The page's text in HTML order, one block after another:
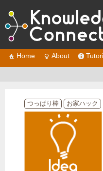
Home About
つっぱり棒 お家ハック